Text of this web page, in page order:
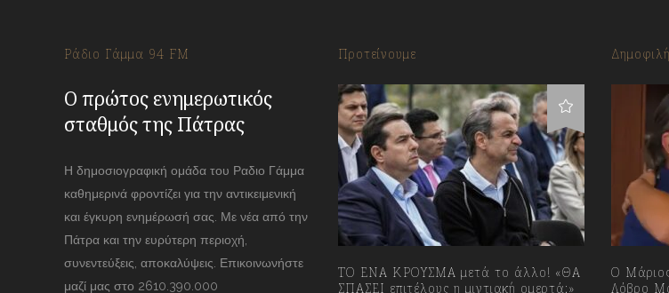
Ράδιο Γάμμα 94 FM
Ο πρώτος ενημερωτικός
σταθμός της Πάτρας
Η δημοσιογραφική ομάδα του Ραδιο Γάμμα
καθημερινά φροντίζει για την αντικειμενική
και έγκυρη ενημέρωσή σας. Με νέα από την
Πάτρα και την ευρύτερη περιοχή,
συνεντεύξεις, αποκαλύψεις. Επικοινωνήστε
μαζί μας στο 2610.390.000
Προτείνουμε
ΤΟ ΕΝΑ ΚΡΟΥΣΜΑ μετά το άλλο! «ΘΑ
ΣΠΑΣΕΙ επιτέλους η μιντιακή ομερτά;»
Δημοφιλή
Ο
Λόβρο